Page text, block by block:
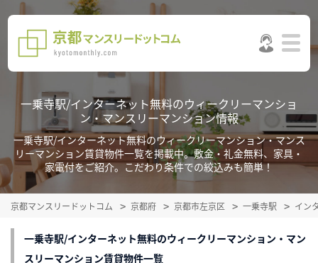
一乗寺駅/インターネット無料のウィークリーマンショ
ン・マンスリーマンション情報
一乗寺駅/インターネット無料のウィークリーマンション・マンス
リーマンション賃貸物件一覧を掲載中。敷金・礼金無料、家具・
家電付をご紹介。こだわり条件での絞込みも簡単！
京都マンスリードットコム 京都府 京都市左京区 一乗寺駅 イン
一乗寺駅/インターネット無料のウィークリーマンション・マン
スリーマンション賃貸物件一覧